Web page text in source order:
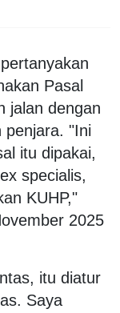
Pasal
jalan dengan
penjara. "Ini
itu dipakai,
specialis,
KUHP,"
2025
itu diatur
Saya